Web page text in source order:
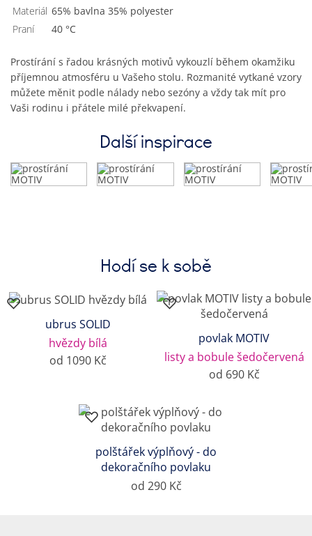
Materiál
65% bavlna 35% polyester
Praní
40 °C
Prostírání s řadou krásných motivů vykouzlí během okamžiku
příjemnou atmosféru u Vašeho stolu. Rozmanité vytkané vzory
můžete měnit podle nálady nebo sezóny a vždy tak mít pro
Vaši rodinu i přátele milé překvapení.
Další inspirace
Hodí se k sobě
ubrus SOLID
hvězdy bílá
od 1090 Kč
povlak MOTIV
listy a bobule šedočervená
od 690 Kč
polštářek výplňový - do
dekoračního povlaku
od 290 Kč